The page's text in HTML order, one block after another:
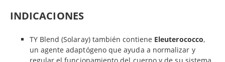
INDICACIONES
TY Blend (Solaray) también contiene Eleuterococco,
un agente adaptógeno que ayuda a normalizar y